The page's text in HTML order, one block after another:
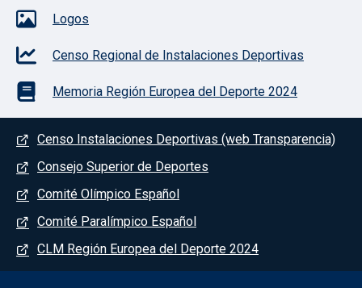
Logos
Censo Regional de Instalaciones Deportivas
Memoria Región Europea del Deporte 2024
Menú del pie
Censo Instalaciones Deportivas (web Transparencia)
Consejo Superior de Deportes
Comité Olímpico Español
Comité Paralímpico Español
CLM Región Europea del Deporte 2024